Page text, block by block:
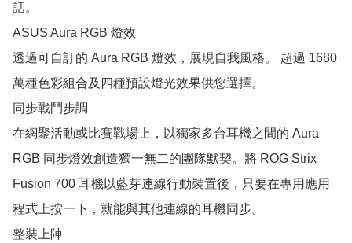
話。
ASUS Aura RGB 燈效
透過可自訂的 Aura RGB 燈效，展現自我風格。 超過 1680
萬種色彩組合及四種預設燈光效果供您選擇。
同步戰鬥步調
在網聚活動或比賽戰場上，以獨家多台耳機之間的 Aura
RGB 同步燈效創造獨一無二的團隊默契。將 ROG Strix
Fusion 700 耳機以藍芽連線行動裝置後，只要在專用應用
程式上按一下，就能與其他連線的耳機同步。
整裝上陣